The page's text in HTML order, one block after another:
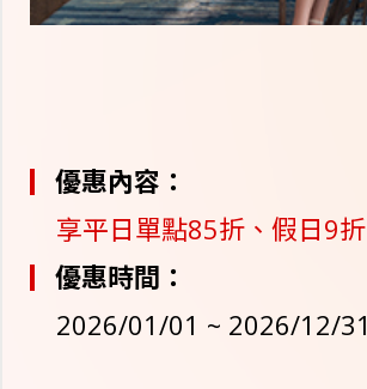
優惠內容：
享平日單點85折、假日9折
優惠時間：
2026/01/01 ~ 2026/12/31